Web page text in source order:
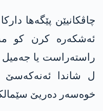
چاڤكانیێن پێگه‌ها
ئه‌شكه‌ره‌ كرن كو
راسته‌راست یا جه‌میل
ل شاندا ئه‌نه‌كه‌سێ
خوه‌سه‌ر ده‌ریێ